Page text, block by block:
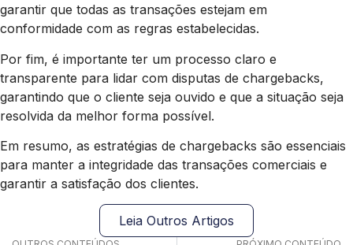
garantir que todas as transações estejam em
conformidade com as regras estabelecidas.
Por fim, é importante ter um processo claro e
transparente para lidar com disputas de chargebacks,
garantindo que o cliente seja ouvido e que a situação seja
resolvida da melhor forma possível.
Em resumo, as estratégias de chargebacks são essenciais
para manter a integridade das transações comerciais e
garantir a satisfação dos clientes.
Leia Outros Artigos